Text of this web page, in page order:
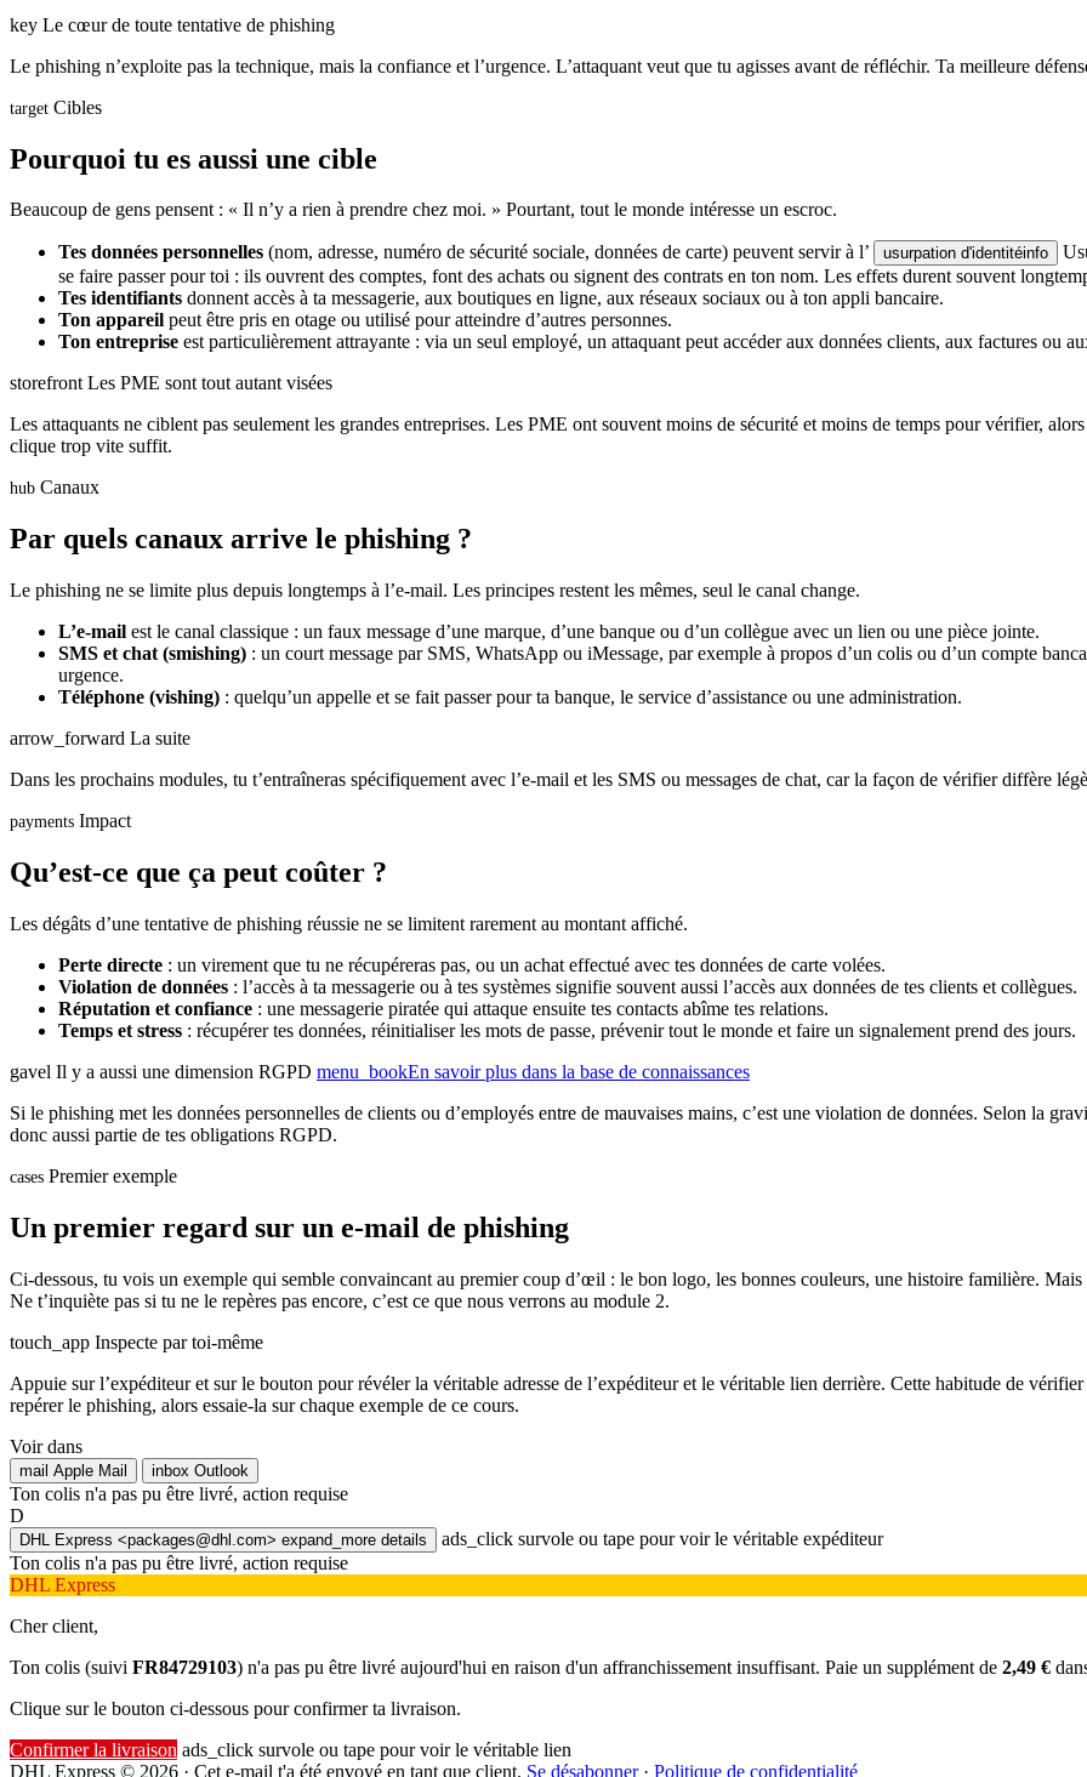
key Le cœur de toute tentative de phishing
Le phishing n’exploite pas la technique, mais la confiance et l’urgence. L’attaquant veut que tu agisses avant de réfléchir. Ta meilleure
target Cibles
Pourquoi tu es aussi une cible
Beaucoup de gens pensent : « Il n’y a rien à prendre chez moi. » Pourtant, tout le monde intéresse un escroc.
Tes données personnelles (nom, adresse, numéro de sécurité sociale, données de carte) peuvent servir à l’ usurpation d'identitéinfo
se faire passer pour toi : ils ouvrent des comptes, font des achats ou signent des contrats en ton nom. Les effets durent souvent
Tes identifiants donnent accès à ta messagerie, aux boutiques en ligne, aux réseaux sociaux ou à ton appli bancaire.
Ton appareil peut être pris en otage ou utilisé pour atteindre d’autres personnes.
Ton entreprise est particulièrement attrayante : via un seul employé, un attaquant peut accéder aux données clients, aux factures ou
storefrontLes PME sont tout autant visées
Les attaquants ne ciblent pas seulement les grandes entreprises. Les PME ont souvent moins de sécurité et moins de temps pour vérifier,
clique trop vite suffit.
hub Canaux
Par quels canaux arrive le phishing ?
Le phishing ne se limite plus depuis longtemps à l’e-mail. Les principes restent les mêmes, seul le canal change.
L’e-mail est le canal classique : un faux message d’une marque, d’une banque ou d’un collègue avec un lien ou une pièce jointe.
SMS et chat (smishing) : un court message par SMS, WhatsApp ou iMessage, par exemple à propos d’un colis ou d’un compte
urgence.
Téléphone (vishing) : quelqu’un appelle et se fait passer pour ta banque, le service d’assistance ou une administration.
arrow_forward La suite
Dans les prochains modules, tu t’entraîneras spécifiquement avec l’e-mail et les SMS ou messages de chat, car la façon de vérifier diffère
payments Impact
Qu’est-ce que ça peut coûter ?
Les dégâts d’une tentative de phishing réussie ne se limitent rarement au montant affiché.
Perte directe : un virement que tu ne récupéreras pas, ou un achat effectué avec tes données de carte volées.
Violation de données : l’accès à ta messagerie ou à tes systèmes signifie souvent aussi l’accès aux données de tes clients et collègues.
Réputation et confiance : une messagerie piratée qui attaque ensuite tes contacts abîme tes relations.
Temps et stress : récupérer tes données, réinitialiser les mots de passe, prévenir tout le monde et faire un signalement prend des jours.
gavel Il y a aussi une dimension RGPD menu_bookEn savoir plus dans la base de connaissances
Si le phishing met les données personnelles de clients ou d’employés entre de mauvaises mains, c’est une violation de données. Selon la
donc aussi partie de tes obligations RGPD.
cases Premier exemple
Un premier regard sur un e-mail de phishing
Ci-dessous, tu vois un exemple qui semble convaincant au premier coup d’œil : le bon logo, les bonnes couleurs, une histoire familière.
Ne t’inquiète pas si tu ne le repères pas encore, c’est ce que nous verrons au module 2.
touch_app Inspecte par toi-même
Appuie sur l’expéditeur et sur le bouton pour révéler la véritable adresse de l’expéditeur et le véritable lien derrière. Cette habitude de
repérer le phishing, alors essaie-la sur chaque exemple de ce cours.
Voir dans
mail Apple Mail inbox Outlook
Ton colis n'a pas pu être livré, action requise
D
DHL Express <packages@dhl.com> expand_more details ads_click survole ou tape pour voir le véritable expéditeur
Ton colis n'a pas pu être livré, action requise
DHL Express
Cher client,
Ton colis (suivi FR84729103) n'a pas pu être livré aujourd'hui en raison d'un affranchissement insuffisant. Paie un supplément de 2,49 €
Clique sur le bouton ci-dessous pour confirmer ta livraison.
Confirmer la livraison ads_click survole ou tape pour voir le véritable lien
DHL Express © 2026 · Cet e-mail t'a été envoyé en tant que client. Se désabonner· Politique de confidentialité